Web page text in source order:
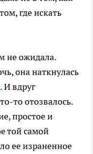
где искать
не ожидала.
она наткнулась
. И вдруг
то отозвалось.
простое и
той самой
ее израненное